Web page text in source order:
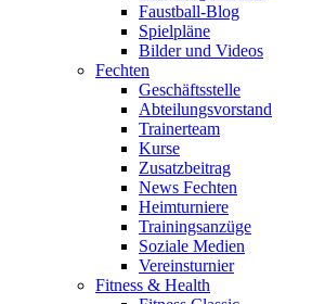
Faustball-Blog
Spielpläne
Bilder und Videos
Fechten
Geschäftsstelle
Abteilungsvorstand
Trainerteam
Kurse
Zusatzbeitrag
News Fechten
Heimturniere
Trainingsanzüge
Soziale Medien
Vereinsturnier
Fitness & Health